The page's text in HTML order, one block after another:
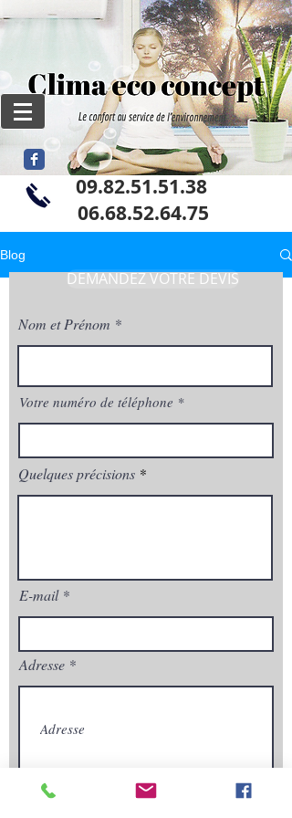
09.82.51.51.38
06.68.52.64.75
Blog
DEMANDEZ VOTRE DEVIS
Nom et Prénom
Votre numéro de téléphone
Quelques précisions
E-mail
Adresse
Envoyez